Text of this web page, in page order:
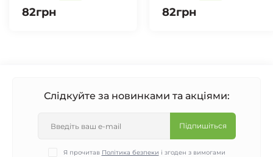
82грн 82грн
Слідкуйте за новинками та акціями:
Підпишіться
Я прочитав Політика безпеки і згоден з вимогами